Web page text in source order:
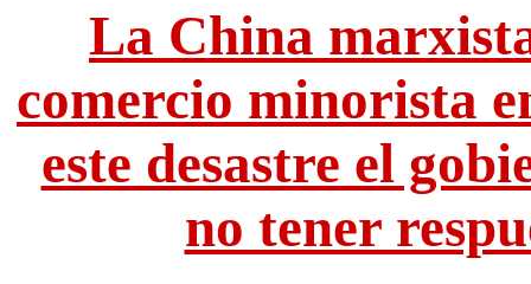
La China
comercio minorista
este desastre el
no tener